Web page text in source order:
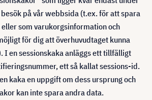
på vår webbsida (t.ex. för att spara
som varukorgsinformation och
för dig att överhuvudtaget kunna
I en sessionskaka anläggs ett tillfälligt
ett så kallat sessions-id.
kaka en uppgift om dess ursprung och
kan inte spara andra data.